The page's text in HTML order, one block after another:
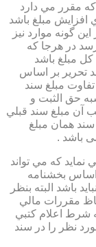
كه مقرر مي دارد
مبلغ باشد
گونه موارد نيز
در هرجا كه
مبلغ باشد
تحرير بر اساس
مبلغ سند
حق الثبت و
آن مبلغ سند قبلي
سند همان مبلغ
باشد .
نمايد كه مي تواند
بخشنامه
باشد البته بنظر
مقررات مالي
شرط اعلام كتبي
نظر را در سند